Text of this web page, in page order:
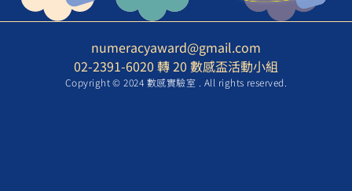
numeracyaward@gmail.com
02-2391-6020 轉 20 數感盃活動小組
Copyright © 2024 數感實驗室 . All rights reserved.